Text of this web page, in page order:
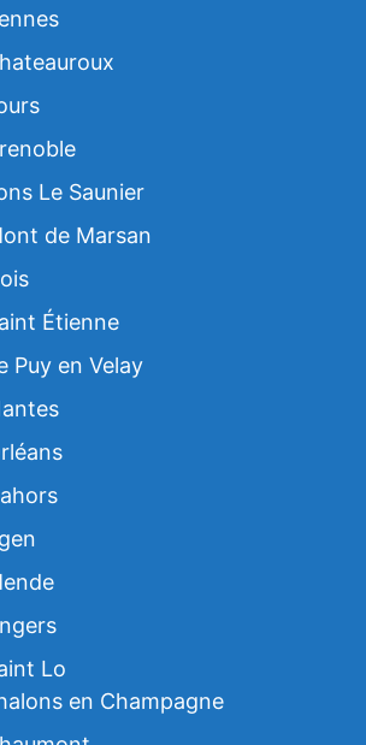
Le Saunier
de Marsan
Étienne
Puy en Velay
Lo
en Champagne